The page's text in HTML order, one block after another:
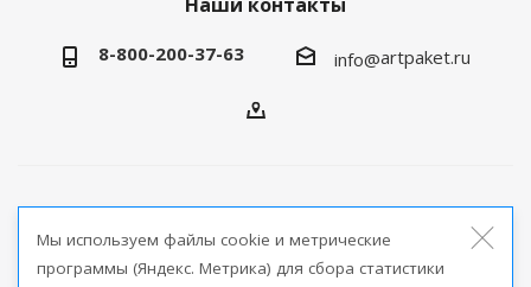
8-800-200-37-63 info@artpaket.ru
продукции
Мы используем файлы cookie и метрические
программы (Яндекс. Метрика) для сбора статистики